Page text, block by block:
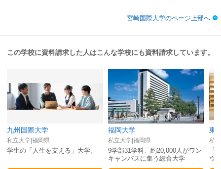
宮崎国際大学のページ上部へ
この学校に資料請求した人はこんな学校にも資料請求しています。
九州国際大学
私立大学|福岡県
学生の「人生を支える」大学。
福岡大学
私立大学|福岡県
9学部31学科、約20,000人がワン
キャンパスに集う総合大学
東
私
「
ウ